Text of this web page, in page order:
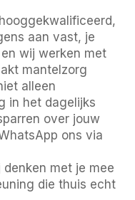
aan vast, je
wij werken met
mantelzorg
alleen
in het dagelijks
over jouw
ons via
met je mee
die thuis echt